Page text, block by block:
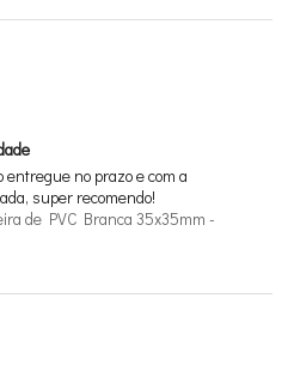
entregue no prazo e com a
super recomendo!
de PVC Branca 35x35mm -